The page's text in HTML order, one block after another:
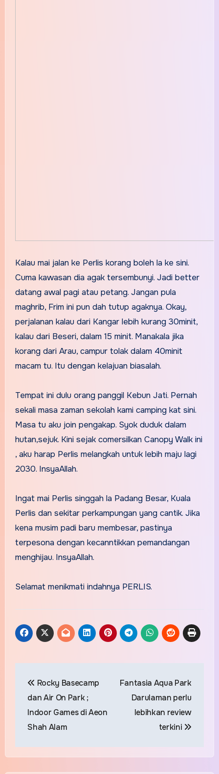
Kalau mai jalan ke Perlis korang boleh la ke sini.
Cuma kawasan dia agak tersembunyi. Jadi better
datang awal pagi atau petang. Jangan pula
maghrib, Frim ini pun dah tutup agaknya. Okay,
perjalanan kalau dari Kangar lebih kurang 30minit,
kalau dari Beseri, dalam 15 minit. Manakala jika
korang dari Arau, campur tolak dalam 40minit
macam tu. Itu dengan kelajuan biasalah.
Tempat ini dulu orang panggil Kebun Jati. Pernah
sekali masa zaman sekolah kami camping kat sini.
Masa tu aku join pengakap. Syok duduk dalam
hutan,sejuk. Kini sejak comersilkan Canopy Walk ini
, aku harap Perlis melangkah untuk lebih maju lagi
2030. InsyaAllah.
Ingat mai Perlis singgah la Padang Besar, Kuala
Perlis dan sekitar perkampungan yang cantik. Jika
kena musim padi baru membesar, pastinya
terpesona dengan kecanntikkan pemandangan
menghijau. InsyaAllah.
Selamat menikmati indahnya PERLIS.
navigation
Rocky Basecamp
dan Air On Park ;
Indoor Games di Aeon
Shah Alam
Fantasia Aqua Park
Darulaman perlu
lebihkan review
terkini